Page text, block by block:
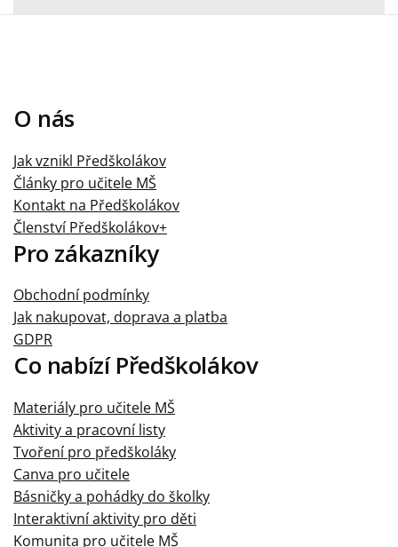
O nás
Jak vznikl Předškolákov
Články pro učitele MŠ
Kontakt na Předškolákov
Členství Předškolákov+
Pro zákazníky
Obchodní podmínky
Jak nakupovat, doprava a platba
GDPR
Co nabízí Předškolákov
Materiály pro učitele MŠ
Aktivity a pracovní listy
Tvoření pro předškoláky
Canva pro učitele
Básničky a pohádky do školky
Interaktivní aktivity pro děti
Komunita pro učitele MŠ